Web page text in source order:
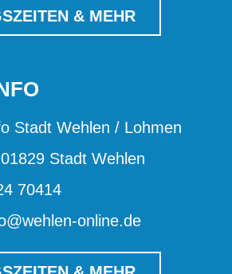
& MEHR
Stadt Wehlen / Lohmen
Stadt Wehlen
70414
online.de